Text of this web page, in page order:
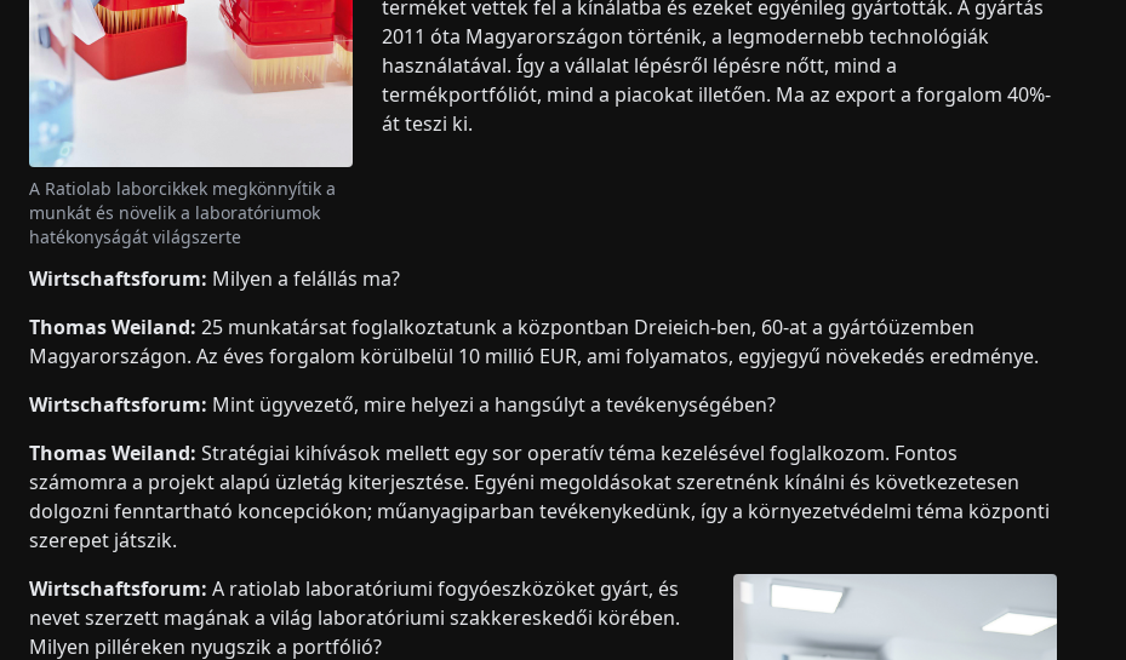
terméket vettek fel a kínálatba és ezeket egyénileg gyártották. A gyártás
2011 óta Magyarországon történik, a legmodernebb technológiák
használatával. Így a vállalat lépésről lépésre nőtt, mind a
termékportfóliót, mind a piacokat illetően. Ma az export a forgalom 40%-
át teszi ki.
A Ratiolab laborcikkek megkönnyítik a
munkát és növelik a laboratóriumok
hatékonyságát világszerte
Wirtschaftsforum: Milyen a felállás ma?
Thomas Weiland: 25 munkatársat foglalkoztatunk a központban Dreieich-ben, 60-at a gyártóüzemben
Magyarországon. Az éves forgalom körülbelül 10 millió EUR, ami folyamatos, egyjegyű növekedés eredménye.
Wirtschaftsforum: Mint ügyvezető, mire helyezi a hangsúlyt a tevékenységében?
Thomas Weiland: Stratégiai kihívások mellett egy sor operatív téma kezelésével foglalkozom. Fontos
számomra a projekt alapú üzletág kiterjesztése. Egyéni megoldásokat szeretnénk kínálni és következetesen
dolgozni fenntartható koncepciókon; műanyagiparban tevékenykedünk, így a környezetvédelmi téma központi
szerepet játszik.
Wirtschaftsforum: A ratiolab laboratóriumi fogyóeszközöket gyárt, és
nevet szerzett magának a világ laboratóriumi szakkereskedői körében.
Milyen pilléreken nyugszik a portfólió?